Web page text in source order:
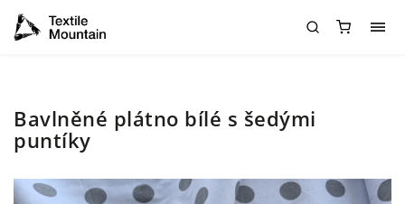
Bavlněné plátno bílé s šedými
puntíky